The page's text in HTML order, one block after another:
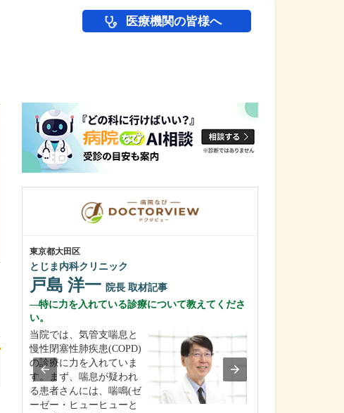
医療機関の皆様へ
東京都大田区
とじま内科クリニック
戸島 洋一 院長 取材記事
特に力を入れている診療について教えてくださ
い。
当院では、気管支喘息と
慢性閉塞性肺疾患(COPD)
の診療に力を入れていま
す。まず、喘息が疑われ
る患者さんには、喘鳴(ゼ
ーゼー・ヒューヒューと